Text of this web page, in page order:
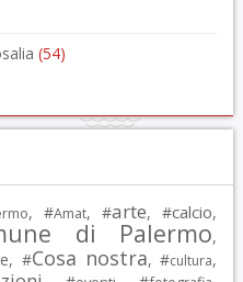
(54)
, #Amat, #arte, #calcio,
di Palermo,
, #Cosa nostra, #cultura,